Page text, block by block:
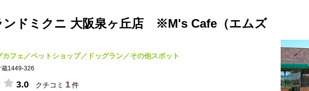
ンドミクニ 大阪泉ヶ丘店 ※M's Cafe（エムズ
フェ／ペットショップ／ドッグラン／その他スポット
蔵1449-326
3.0 クチコミ 1件